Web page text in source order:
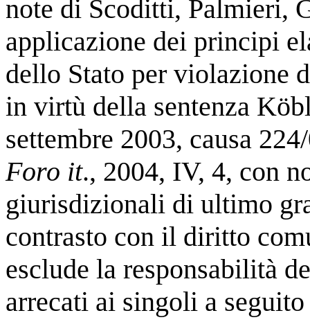
note di Scoditti, Palmieri,
applicazione dei principi
dello Stato per violazione
in virtù della sentenza
settembre 2003, causa
Foro it., 2004, IV, 4, con
giurisdizionali di ultimo
contrasto con il diritto
esclude la responsabilità
arrecati ai singoli a